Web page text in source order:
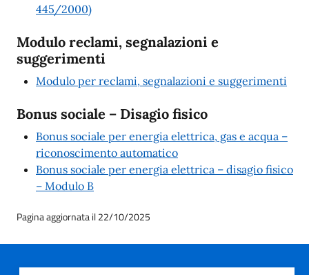
445/2000)
Modulo reclami, segnalazioni e
suggerimenti
Modulo per reclami, segnalazioni e suggerimenti
Bonus sociale – Disagio fisico
Bonus sociale per energia elettrica, gas e acqua –
riconoscimento automatico
Bonus sociale per energia elettrica – disagio fisico
– Modulo B
Pagina aggiornata il 22/10/2025